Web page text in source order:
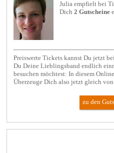
Julia empfielt bei
Dich2 Gutscheine
Preiswerte Tickets kannst Du jetzt
Du Deine Lieblingsband endlich
besuchen möchtest: In diesem
Überzeuge Dich also jetzt gleich von
zu den